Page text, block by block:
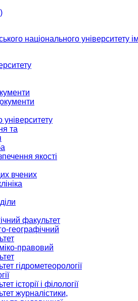
університету
та
якості
вчених
факультет
географічний
правовий
гідрометеорології
історії і філології
журналістики,